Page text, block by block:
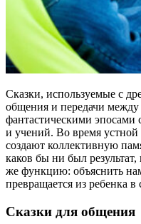
Сказки, используемые с
общения и передачи
фантастическими эпосами
и учений. Во время устной
создают коллективную
каков бы ни был
же функцию: объяснить
превращается из ребенка в
Сказки для общения